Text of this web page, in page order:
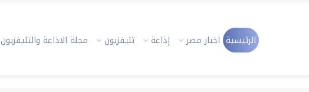
الرئيسية اخبار مصر إذاعة تليفزيون مجلة الاذاعة والتليفزيون